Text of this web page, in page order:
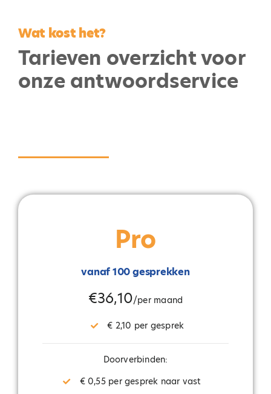
Wat kost het?
Tarieven overzicht voor
onze antwoordservice
Pro
vanaf 100 gesprekken
€36,10/per maand
€ 2,10 per gesprek
Doorverbinden:
€ 0,55 per gesprek naar vast